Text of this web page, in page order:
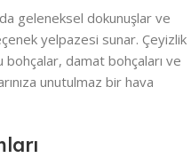
geleneksel dokunuşlar ve
yelpazesi sunar. Çeyizlik
damat bohçaları ve
unutulmaz bir hava